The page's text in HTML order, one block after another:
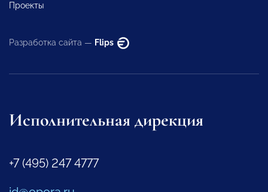
Проекты
Разработка сайта — Flips
Исполнительная дирекция
+7 (495) 247 4777